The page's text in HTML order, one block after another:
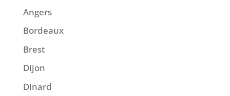
Angers
Bordeaux
Brest
Dijon
Dinard